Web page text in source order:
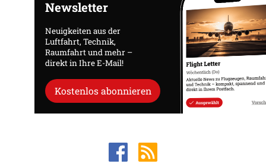
Newsletter
Neuigkeiten aus der
Luftfahrt, Technik,
Raumfahrt und mehr –
direkt in Ihre E-Mail!
Kostenlos abonnieren